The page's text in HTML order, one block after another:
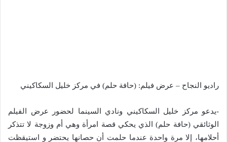
راديو النجاح – عرض فيلم: (حافة حلم) في مركز خليل السكاكيني
-يدعو مركز خليل السكاكيني ونادي السينما لحضور عرض الفيلم
الوثائقي (حافة حلم) الذي يحكي قصة امرأة وهي أم وزوجة لا تتذكر
أحلامها، إلا مرة واحدة عندما حلمت أن حصانها يحتضر و استيقظت